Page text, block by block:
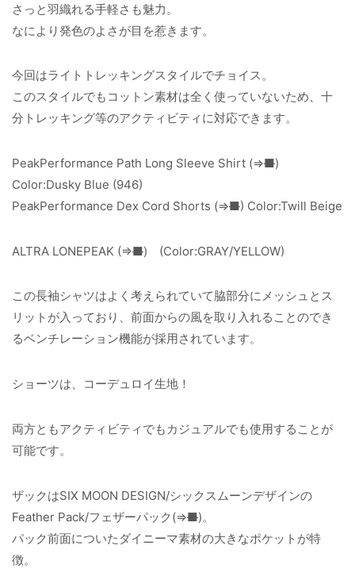
さっと羽織れる手軽さも魅力。
なにより発色のよさが目を惹きます。
今回はライトトレッキングスタイルでチョイス。
このスタイルでもコットン素材は全く使っていないため、十
分トレッキング等のアクティビティに対応できます。
PeakPerformance Path Long Sleeve Shirt (⇒■)
Color:Dusky Blue (946)
PeakPerformance Dex Cord Shorts (⇒■) Color:Twill Beige
ALTRA LONEPEAK (⇒■) (Color:GRAY/YELLOW)
この長袖シャツはよく考えられていて脇部分にメッシュとス
リットが入っており、前面からの風を取り入れることのでき
るベンチレーション機能が採用されています。
ショーツは、コーデュロイ生地！
両方ともアクティビティでもカジュアルでも使用することが
可能です。
ザックはSIX MOON DESIGN/シックスムーンデザインの
Feather Pack/フェザーパック(⇒■)。
パック前面についたダイニーマ素材の大きなポケットが特
徴。